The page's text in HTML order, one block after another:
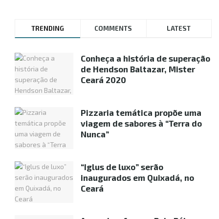
TRENDING COMMENTS LATEST
Conheça a história de superação
de Hendson Baltazar, Mister
Ceará 2020
Pizzaria temática propõe uma
viagem de sabores à “Terra do
Nunca”
“Iglus de luxo” serão
inaugurados em Quixadá, no
Ceará